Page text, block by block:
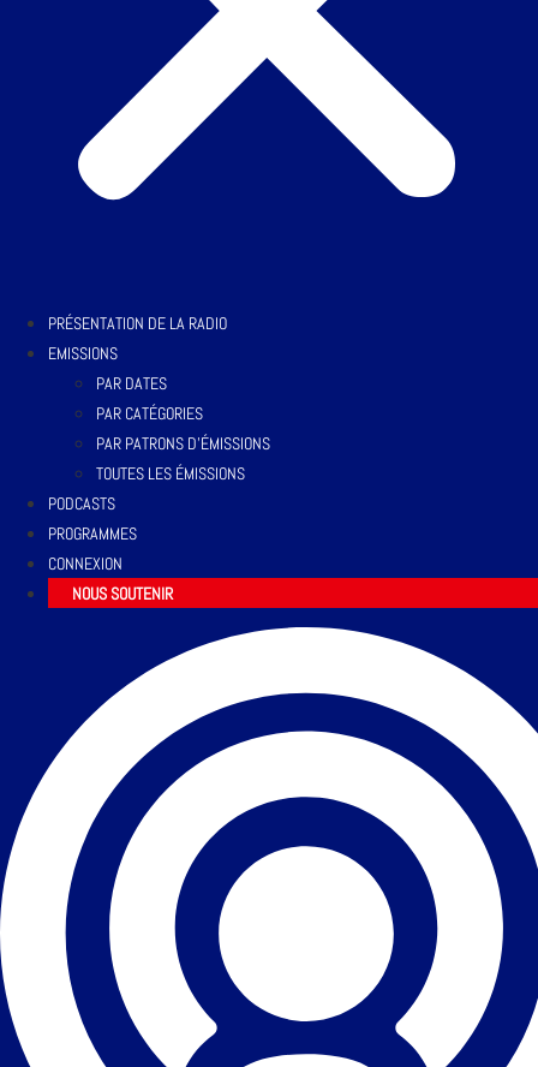
PRÉSENTATION DE LA RADIO
EMISSIONS
PAR DATES
PAR CATÉGORIES
PAR PATRONS D’ÉMISSIONS
TOUTES LES ÉMISSIONS
PODCASTS
PROGRAMMES
CONNEXION
NOUS SOUTENIR